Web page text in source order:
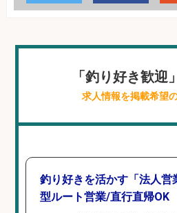
「釣り好き歓迎
求人情報を掲載希望
釣り好きを活かす「法人営
型ルート営業/直行直帰OK